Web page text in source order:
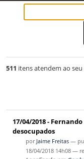
511 itens atendem ao
17/04/2018 -
desocupados
por Jaime Freitas —
18/04/2018 14h08 —